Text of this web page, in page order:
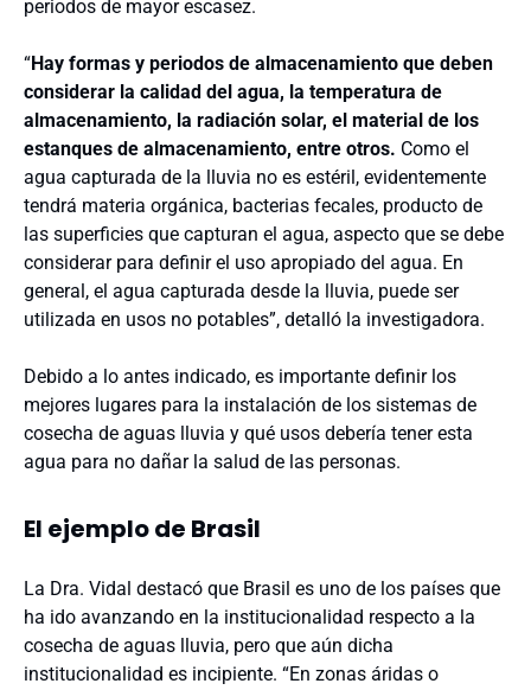
periodos de mayor escasez.
“Hay formas y periodos de almacenamiento que deben
considerar la calidad del agua, la temperatura de
almacenamiento, la radiación solar, el material de los
estanques de almacenamiento, entre otros. Como el
agua capturada de la lluvia no es estéril, evidentemente
tendrá materia orgánica, bacterias fecales, producto de
las superficies que capturan el agua, aspecto que se debe
considerar para definir el uso apropiado del agua. En
general, el agua capturada desde la lluvia, puede ser
utilizada en usos no potables”, detalló la investigadora.
Debido a lo antes indicado, es importante definir los
mejores lugares para la instalación de los sistemas de
cosecha de aguas lluvia y qué usos debería tener esta
agua para no dañar la salud de las personas.
El ejemplo de Brasil
La Dra. Vidal destacó que Brasil es uno de los países que
ha ido avanzando en la institucionalidad respecto a la
cosecha de aguas lluvia, pero que aún dicha
institucionalidad es incipiente. “En zonas áridas o